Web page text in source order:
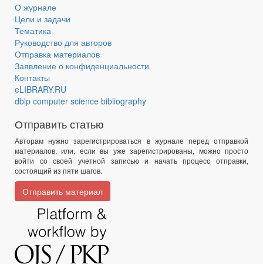
О журнале
Цели и задачи
Тематика
Руководство для авторов
Отправка материалов
Заявление о конфиденциальности
Контакты
eLIBRARY.RU
dblp computer science bibliography
Отправить статью
Авторам нужно зарегистрироваться в журнале перед отправкой
материалов, или, если вы уже зарегистрированы, можно просто
войти со своей учетной записью и начать процесс отправки,
состоящий из пяти шагов.
Отправить материал